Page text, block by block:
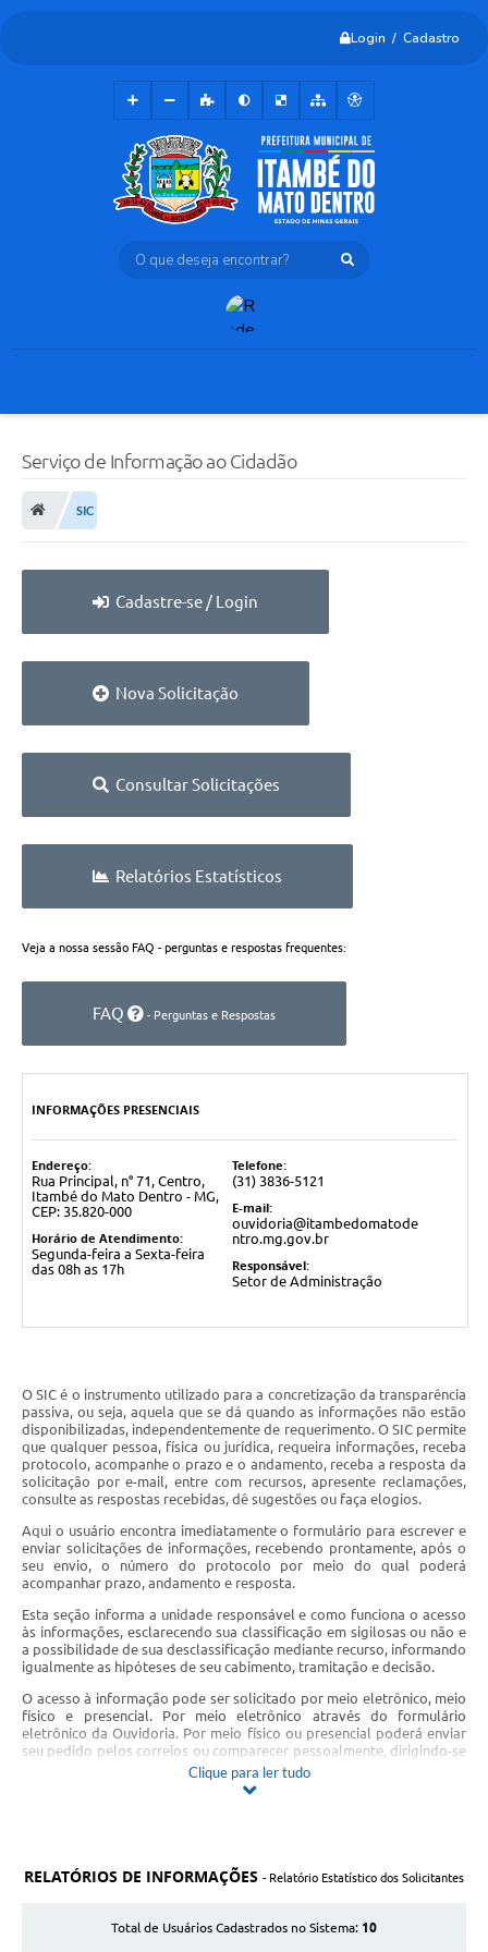
Login / Cadastro
O que deseja encontrar?
Serviço de Informação ao Cidadão
SIC
Cadastre-se / Login
Nova Solicitação
Consultar Solicitações
Relatórios Estatísticos
Veja a nossa sessão FAQ - perguntas e respostas frequentes:
FAQ - Perguntas e Respostas
INFORMAÇÕES PRESENCIAIS
Endereço:
Rua Principal, n° 71, Centro,
Itambé do Mato Dentro - MG,
CEP: 35.820-000
Horário de Atendimento:
Segunda-feira a Sexta-feira
das 08h as 17h
Telefone:
(31) 3836-5121
E-mail:
ouvidoria@itambedomatode
ntro.mg.gov.br
Responsável:
Setor de Administração
O SIC é o instrumento utilizado para a concretização da transparência
passiva, ou seja, aquela que se dá quando as informações não estão
disponibilizadas, independentemente de requerimento. O SIC permite
que qualquer pessoa, física ou jurídica, requeira informações, receba
protocolo, acompanhe o prazo e o andamento, receba a resposta da
solicitação por e-mail, entre com recursos, apresente reclamações,
consulte as respostas recebidas, dê sugestões ou faça elogios.
Aqui o usuário encontra imediatamente o formulário para escrever e
enviar solicitações de informações, recebendo prontamente, após o
seu envio, o número do protocolo por meio do qual poderá
acompanhar prazo, andamento e resposta.
Esta seção informa a unidade responsável e como funciona o acesso
às informações, esclarecendo sua classificação em sigilosas ou não e
a possibilidade de sua desclassificação mediante recurso, informando
igualmente as hipóteses de seu cabimento, tramitação e decisão.
O acesso à informação pode ser solicitado por meio eletrônico, meio
físico e presencial. Por meio eletrônico através do formulário
eletrônico da Ouvidoria. Por meio físico ou presencial poderá enviar
seu pedido pelos correios ou comparecer pessoalmente, dirigindo-se
ao protocolo jurídico no endereço Setor de Administração Rua
Principal, n° 71, Centro, Itambé do Mato Dentro - MG, CEP: 35.820-
Vale registrar que já constam informações sobre a Prefeitura
Municipal de Itambé do Mato Dentro no Portal Transparência da
Este órgão foi criado com o objetivo de oferecer à sociedade um
Clique para ler tudo
RELATÓRIOS DE INFORMAÇÕES - Relatório Estatístico dos Solicitantes
Total de Usuários Cadastrados no Sistema: 10